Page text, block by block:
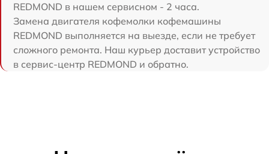
REDMOND в нашем сервисном - 2 часа.
Замена двигателя кофемолки кофемашины
REDMOND выполняется на выезде, если не требует
сложного ремонта. Наш курьер доставит устройство
в сервис-центр REDMOND и обратно.